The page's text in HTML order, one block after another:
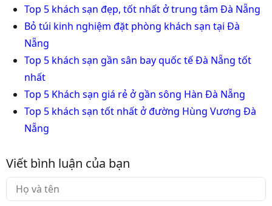
Top 5 khách sạn đẹp, tốt nhất ở trung tâm Đà Nẵng
Bỏ túi kinh nghiệm đặt phòng khách sạn tại Đà
Nẵng
Top 5 khách sạn gần sân bay quốc tế Đà Nẵng tốt
nhất
Top 5 Khách sạn giá rẻ ở gần sông Hàn Đà Nẵng
Top 5 khách sạn tốt nhất ở đường Hùng Vương Đà
Nẵng
Viết bình luận của bạn